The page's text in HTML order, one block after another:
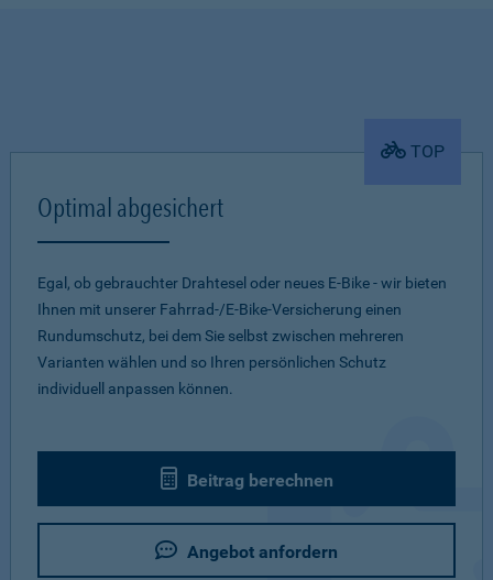
TOP
Optimal abgesichert
Egal, ob gebrauchter Drahtesel oder neues E-Bike - wir bieten
Ihnen mit unserer Fahrrad-/E-Bike-Versicherung einen
Rundumschutz, bei dem Sie selbst zwischen mehreren
Varianten wählen und so Ihren persönlichen Schutz
individuell anpassen können.
Beitrag berechnen
Angebot anfordern